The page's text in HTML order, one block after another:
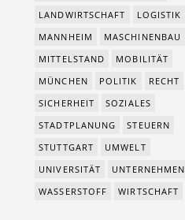
LANDWIRTSCHAFT
LOGISTIK
MANNHEIM
MASCHINENBAU
MITTELSTAND
MOBILITÄT
MÜNCHEN
POLITIK
RECHT
SICHERHEIT
SOZIALES
STADTPLANUNG
STEUERN
STUTTGART
UMWELT
UNIVERSITÄT
UNTERNEHMEN
WASSERSTOFF
WIRTSCHAFT